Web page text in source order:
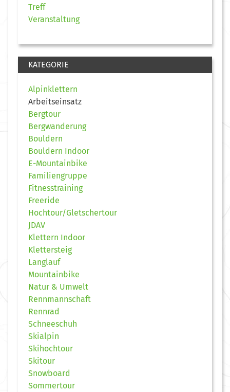
Treff
Veranstaltung
KATEGORIE
Alpinklettern
Arbeitseinsatz
Bergtour
Bergwanderung
Bouldern
Bouldern Indoor
E-Mountainbike
Familiengruppe
Fitnesstraining
Freeride
Hochtour/Gletschertour
JDAV
Klettern Indoor
Klettersteig
Langlauf
Mountainbike
Natur & Umwelt
Rennmannschaft
Rennrad
Schneeschuh
Skialpin
Skihochtour
Skitour
Snowboard
Sommertour